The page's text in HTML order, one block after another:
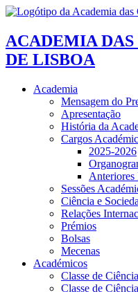
ACADEMIA
DE LISBOA
Academia
Mensagem do
Apresentação
História da
Cargos
2025-2026
Anteriores
Sessões
Ciência e
Relações
Prémios
Bolsas
Mecenas
Académicos
Classe de
Classe de